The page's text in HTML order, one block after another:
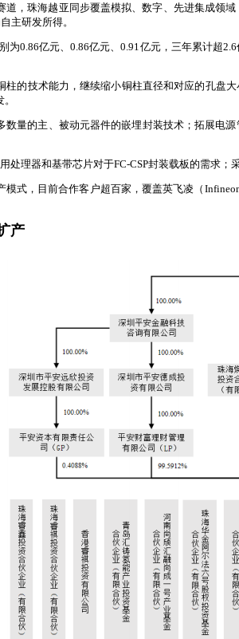
，珠海越亚同步覆盖模拟、数字、先进集成领
主研发所得。
为0.86亿元、0.86亿元、0.91亿元，三年累计超
的技术能力，继续缩小铜柱直径和对应的孔盘
量的主、被动元器件的嵌埋封装技术；拓展电
处理器和基带芯片对于FC-CSP封装载板的需求
式，目前合作客户超百家，覆盖英飞凌（
产